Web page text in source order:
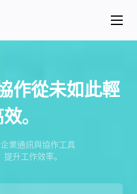
作從未如此輕
。
業通訊與協作工具
升工作效率。